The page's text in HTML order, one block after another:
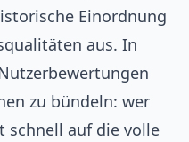
Einordnung
aus. In
zu bündeln: wer
schnell auf die volle